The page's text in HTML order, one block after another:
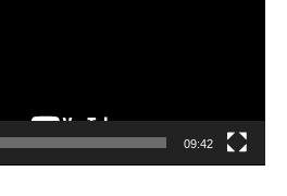
09:42